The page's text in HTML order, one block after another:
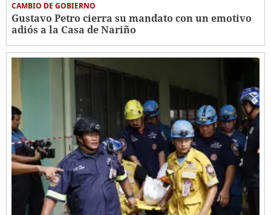
CAMBIO DE GOBIERNO
Gustavo Petro cierra su mandato con un emotivo
adiós a la Casa de Nariño